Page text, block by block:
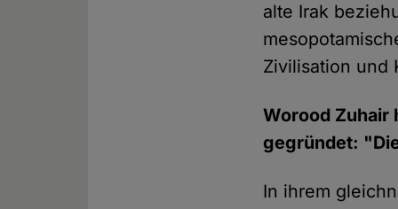
alte Irak
Zivilisation und
Worood Zuhair
gegründet:
In ihrem